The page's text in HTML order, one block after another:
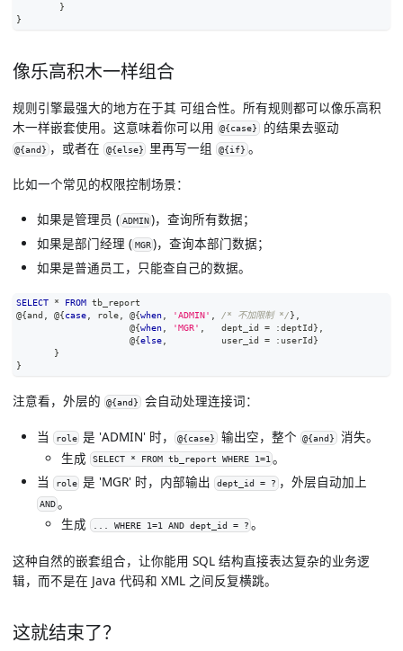
        }
}
像乐高积木一样组合
规则引擎最强大的地方在于其 可组合性。所有规则都可以像乐高积
木一样嵌套使用。这意味着你可以用
@{case} 的结果去驱动
@{and} ，或者在 @{else} 里再写一组 @{if} 。
比如一个常见的权限控制场景：
如果是管理员 ( ADMIN )，查询所有数据；
如果是部门经理 ( MGR )，查询本部门数据；
如果是普通员工，只能查自己的数据。
SELECT * FROM tb_report
@{and @{case, role, @{when, 'ADMIN' /* 不加限制 */}
                     @{
when, 'MGR'
   dept_id
= :deptId}
                     @{
else,
          user_id
= :userId}
       }
}
注意看，外层的 @{and} 会自动处理连接词：
当 role 是 'ADMIN' 时， @{case} 输出空，整个 @{and}
消失。
生成
SELECT * FROM tb_report WHERE 1=1 。
当
role 是 'MGR' 时，内部输出 dept_id = ? ，外层自动加上
AND 。
生成
... WHERE 1=1 AND dept_id = ? 。
这种自然的嵌套组合，让你能用 SQL 结构直接表达复杂的业务逻
辑，而不是在 Java 代码和 XML 之间反复横跳。
这就结束了？